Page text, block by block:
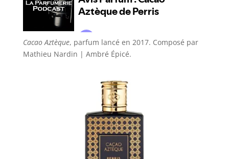
Cacao Aztèque, parfum lancé en 2017. Composé par
Mathieu Nardin | Ambré Épicé.